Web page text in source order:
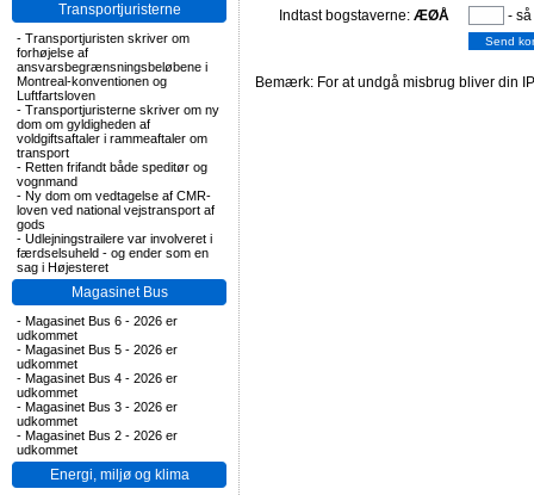
Transportjuristerne
- Transportjuristen skriver om
forhøjelse af
ansvarsbegrænsningsbeløbene i
Montreal-konventionen og
Luftfartsloven
- Transportjuristerne skriver om ny
dom om gyldigheden af
voldgiftsaftaler i rammeaftaler om
transport
- Retten frifandt både speditør og
vognmand
- Ny dom om vedtagelse af CMR-
loven ved national vejstransport af
gods
- Udlejningstrailere var involveret i
færdselsuheld - og ender som en
sag i Højesteret
Magasinet Bus
- Magasinet Bus 6 - 2026 er
udkommet
- Magasinet Bus 5 - 2026 er
udkommet
- Magasinet Bus 4 - 2026 er
udkommet
- Magasinet Bus 3 - 2026 er
udkommet
- Magasinet Bus 2 - 2026 er
udkommet
Energi, miljø og klima
Indtast bogstaverne: ÆØÅ -
Bemærk: For at undgå misbrug bliver din